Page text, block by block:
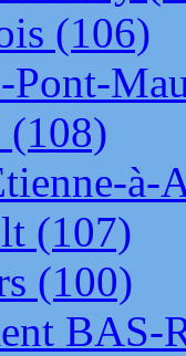
(106)
Pont-
à-
(107)
(100)
BAS-